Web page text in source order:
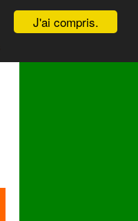
J'ai compris.